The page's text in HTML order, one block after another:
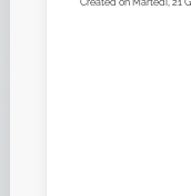
Created on Martedì, 21